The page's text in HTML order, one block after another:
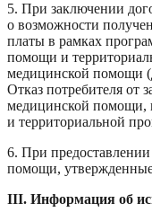
5. При заключении
о возможности
платы в рамках
помощи и
медицинской помощи
Отказ потребителя от
медицинской помощи,
и территориальной
6. При
помощи,
III. Информация об